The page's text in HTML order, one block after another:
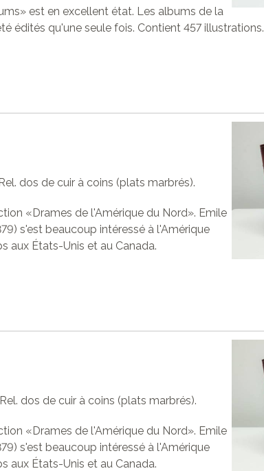
est en excellent état. Les albums de la
édités qu'une seule fois. Contient 457 illustrations.
dos de cuir à coins (plats marbrés).
«Drames de l'Amérique du Nord». Emile
s'est beaucoup intéressé à l'Amérique
aux États-Unis et au Canada.
dos de cuir à coins (plats marbrés).
«Drames de l'Amérique du Nord». Emile
s'est beaucoup intéressé à l'Amérique
aux États-Unis et au Canada.